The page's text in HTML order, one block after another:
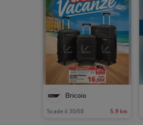
Bricoio
Scade il 30/08 5.9 km